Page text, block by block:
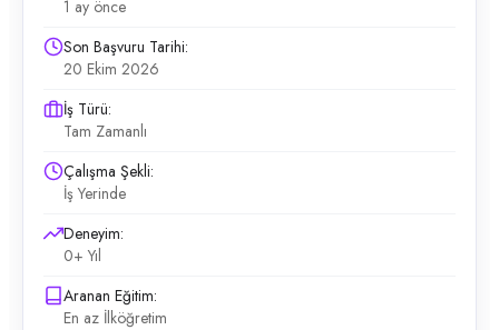
1 ay önce
Son Başvuru Tarihi:
20 Ekim 2026
İş Türü:
Tam Zamanlı
Çalışma Şekli:
İş Yerinde
Deneyim:
0+ Yıl
Aranan Eğitim:
En az İlköğretim